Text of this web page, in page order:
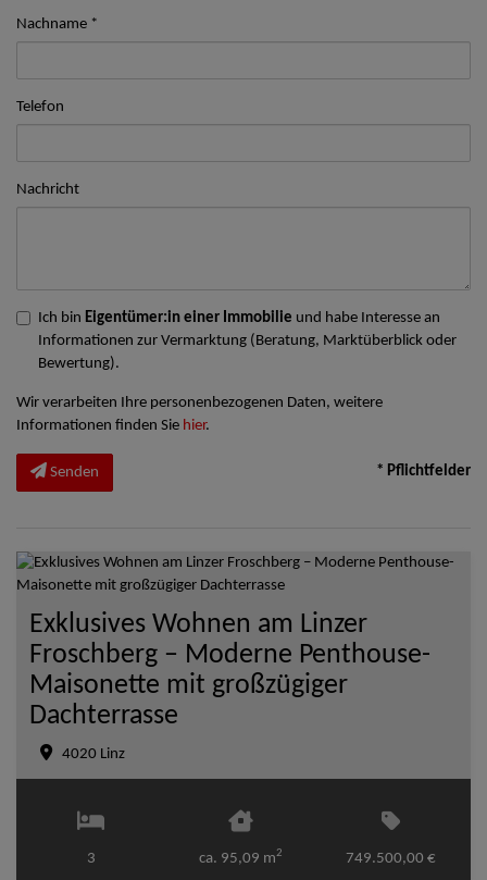
Nachname
Telefon
Nachricht
Ich bin Eigentümer:in einer Immobilie und habe Interesse an
Informationen zur Vermarktung (Beratung, Marktüberblick oder
Bewertung).
Wir verarbeiten Ihre personenbezogenen Daten, weitere
Informationen finden Sie hier.
Senden * Pflichtfelder
Exklusives Wohnen am Linzer
Froschberg – Moderne Penthouse-
Maisonette mit großzügiger
Dachterrasse
4020 Linz
3 ca. 95,09 m2 749.500,00 €